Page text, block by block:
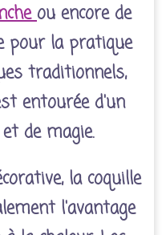
ou encore de
pour la pratique
traditionnels,
entourée d'un
de magie.
la coquille
l'avantage